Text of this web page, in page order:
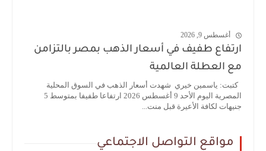
أغسطس 9, 2026
ارتفاع طفيف في أسعار الذهب بمصر بالتزامن
مع العطلة العالمية
كتبت: ياسمين خيري شهدت أسعار الذهب في السوق المحلية
المصرية اليوم الأحد 9 أغسطس 2026 ارتفاعا طفيفا بمتوسط 5
جنيهات لكافة الأعيرة قبل منت...
مواقع التواصل الاجتماعي